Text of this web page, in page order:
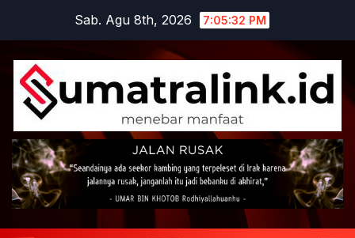
content
Sab. Agu 8th, 2026 7:05:32 PM